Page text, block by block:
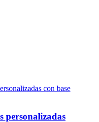
personalizadas